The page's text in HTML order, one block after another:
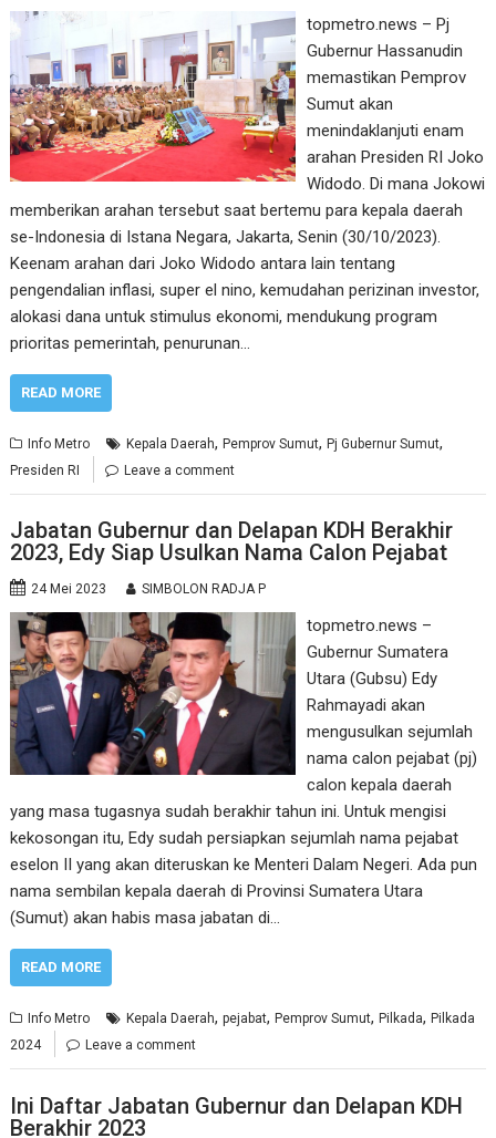
topmetro.news – Pj
Gubernur Hassanudin
memastikan Pemprov
Sumut akan
menindaklanjuti enam
arahan Presiden RI Joko
Widodo. Di mana Jokowi
memberikan arahan tersebut saat bertemu para kepala daerah
se-Indonesia di Istana Negara, Jakarta, Senin (30/10/2023).
Keenam arahan dari Joko Widodo antara lain tentang
pengendalian inflasi, super el nino, kemudahan perizinan investor,
alokasi dana untuk stimulus ekonomi, mendukung program
prioritas pemerintah, penurunan…
READ MORE
Info Metro Kepala Daerah,Pemprov Sumut,Pj Gubernur Sumut,
Presiden RI Leave a comment
Jabatan Gubernur dan Delapan KDH Berakhir
2023, Edy Siap Usulkan Nama Calon Pejabat
24 Mei 2023 SIMBOLON RADJA P
topmetro.news –
Gubernur Sumatera
Utara (Gubsu) Edy
Rahmayadi akan
mengusulkan sejumlah
nama calon pejabat (pj)
calon kepala daerah
yang masa tugasnya sudah berakhir tahun ini. Untuk mengisi
kekosongan itu, Edy sudah persiapkan sejumlah nama pejabat
eselon II yang akan diteruskan ke Menteri Dalam Negeri. Ada pun
nama sembilan kepala daerah di Provinsi Sumatera Utara
(Sumut) akan habis masa jabatan di…
READ MORE
Info Metro Kepala Daerah,pejabat,Pemprov Sumut,Pilkada,Pilkada
2024
Leave a comment
Ini Daftar Jabatan Gubernur dan Delapan KDH
Berakhir 2023